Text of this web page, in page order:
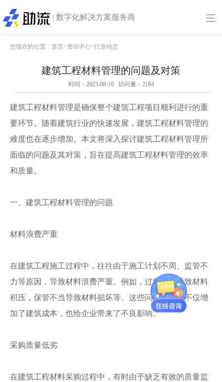
| 数字化解决方案服务商
您现在的位置： 首页>资讯中心>行业动态
建筑工程材料管理的问题及对策
时间：2023-08-16 访问量：2184
建筑工程材料管理是确保整个建筑工程项目顺利进行的重
要环节。随着建筑行业的快速发展，建筑工程材料管理的
难度也在逐步增加。本文将深入探讨建筑工程材料管理所
面临的问题及其对策，旨在提高建筑工程材料管理的效率
和质量。
一、建筑工程材料管理的问题
材料浪费严重
在建筑工程施工过程中，往往由于施工计划不周、监管不
力等原因，导致材料浪费严重。例如，过量采购导致材料
积压，保管不当导致材料损坏等。这些问题的存在不仅增
加了建筑成本，也给企业带来了不良影响。
采购质量低劣
在建筑工程材料采购过程中，有时由于缺乏有效的质量监